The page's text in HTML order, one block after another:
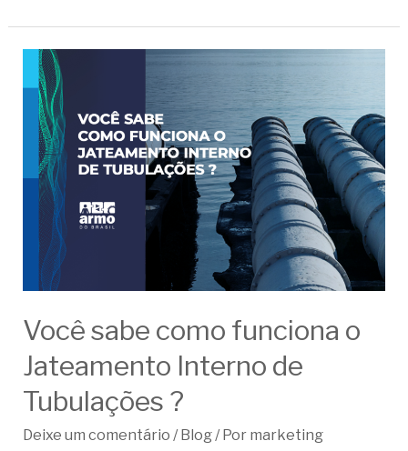
Você sabe como funciona o
Jateamento Interno de
Tubulações ?
Deixe um comentário /Blog/ Por marketing